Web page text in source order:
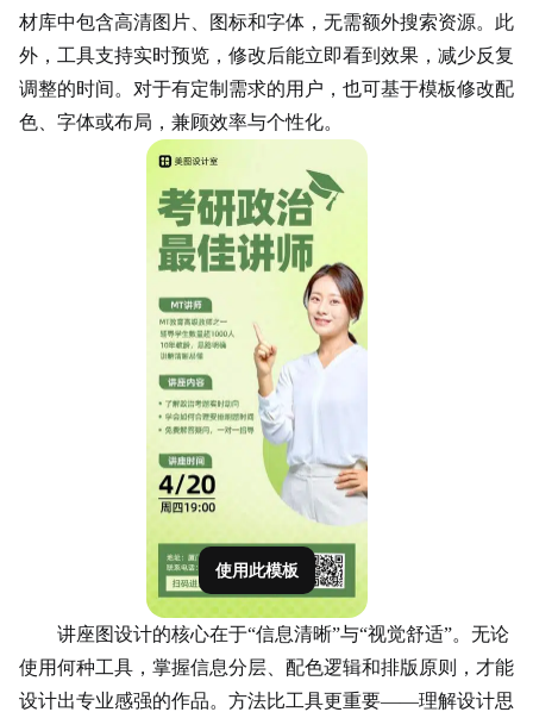
材库中包含高清图片、图标和字体，无需额外搜索资源。此
外，工具支持实时预览，修改后能立即看到效果，减少反复
调整的时间。对于有定制需求的用户，也可基于模板修改配
色、字体或布局，兼顾效率与个性化。
使用此模板
讲座图设计的核心在于“信息清晰”与“视觉舒适”。无论
使用何种工具，掌握信息分层、配色逻辑和排版原则，才能
设计出专业感强的作品。方法比工具更重要——理解设计思